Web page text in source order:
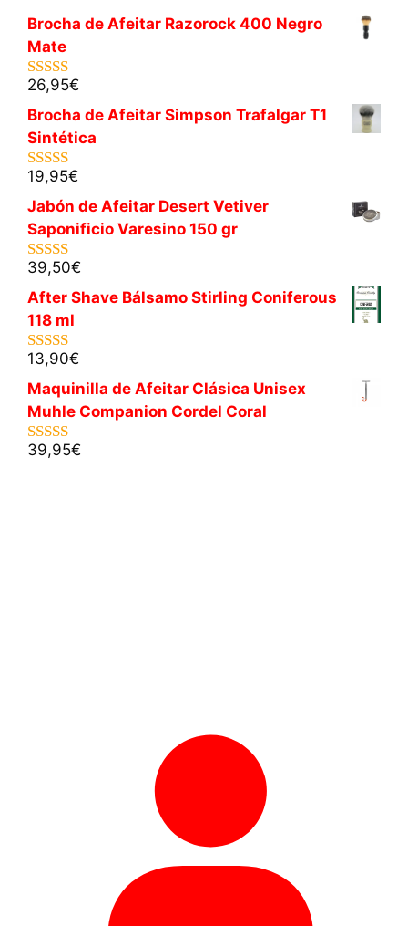
Brocha de Afeitar Razorock 400 Negro
Mate
5.00de 5
26,95€
Brocha de Afeitar Simpson Trafalgar T1
Sintética
5.00de 5
19,95€
Jabón de Afeitar Desert Vetiver
Saponificio Varesino 150 gr
5.00de 5
39,50€
After Shave Bálsamo Stirling Coniferous
118 ml
5.00de 5
13,90€
Maquinilla de Afeitar Clásica Unisex
Muhle Companion Cordel Coral
5.00de 5
39,95€